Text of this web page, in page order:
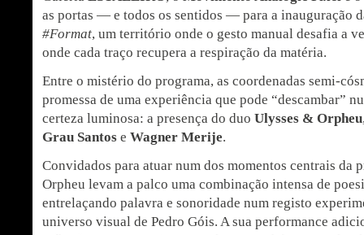
as portas — e todos os sentidos — para a inauguração
#Format, um território onde o gesto manual desafia a
onde cada traço recupera a respiração da matéria.
Entre o mistério do programa, as coordenadas semi-
promessa de uma experiência que pode “descambar”
certeza luminosa: a presença do duo Ulysses & Orpheu
Grau Santos e Wagner Merije.
Convidados para atuar num dos momentos centrais da
Orpheu levam a palco uma combinação intensa de
entrelaçando palavra e sonoridade num registo
universo visual de Pedro Góis. A sua performance